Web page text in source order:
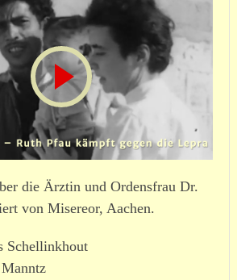
die Ärztin und Ordensfrau Dr.
von Misereor, Aachen.
Schellinkhout